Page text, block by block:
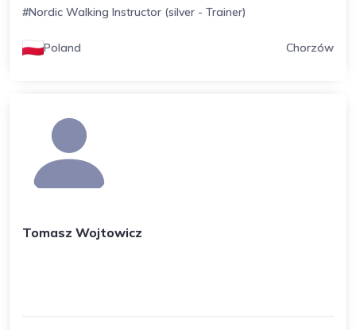
#Nordic Walking Instructor (silver - Trainer)
Poland Chorzów
Tomasz Wojtowicz